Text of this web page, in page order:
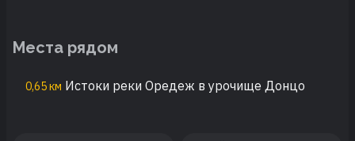
Места рядом
0,65 км Истоки реки Оредеж в урочище Донцо